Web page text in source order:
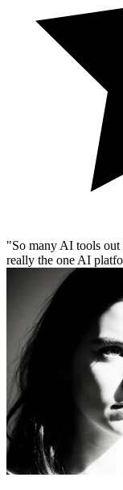
So many AI tools
really the one AI